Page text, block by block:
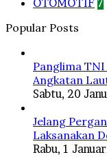
OTOMOTIF 7
Popular Posts
Panglima
Angkatan
Sabtu, 20
Jelang
Laksanakan
Rabu, 1